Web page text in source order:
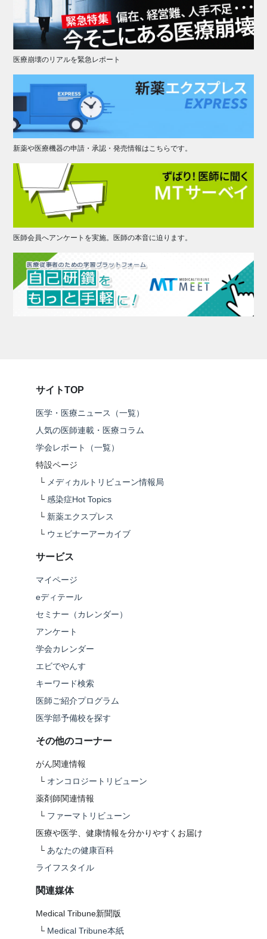
医療崩壊のリアルを緊急レポート
新薬や医療機器の申請・承認・発売情報はこちらです。
医師会員へアンケートを実施。医師の本音に迫ります。
サイトTOP
医学・医療ニュース（一覧）
人気の医師連載・医療コラム
学会レポート（一覧）
特設ページ
└ メディカルトリビューン情報局
└ 感染症Hot Topics
└ 新薬エクスプレス
└ ウェビナーアーカイブ
サービス
マイページ
eディテール
セミナー（カレンダー）
アンケート
学会カレンダー
エビでやんす
キーワード検索
医師ご紹介プログラム
医学部予備校を探す
その他のコーナー
がん関連情報
└ オンコロジートリビューン
薬剤師関連情報
└ ファーマトリビューン
医療や医学、健康情報を分かりやすくお届け
└ あなたの健康百科
ライフスタイル
関連媒体
Medical Tribune新聞版
└ Medical Tribune本紙